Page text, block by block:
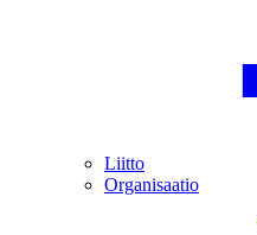
Liitto
Organisaatio